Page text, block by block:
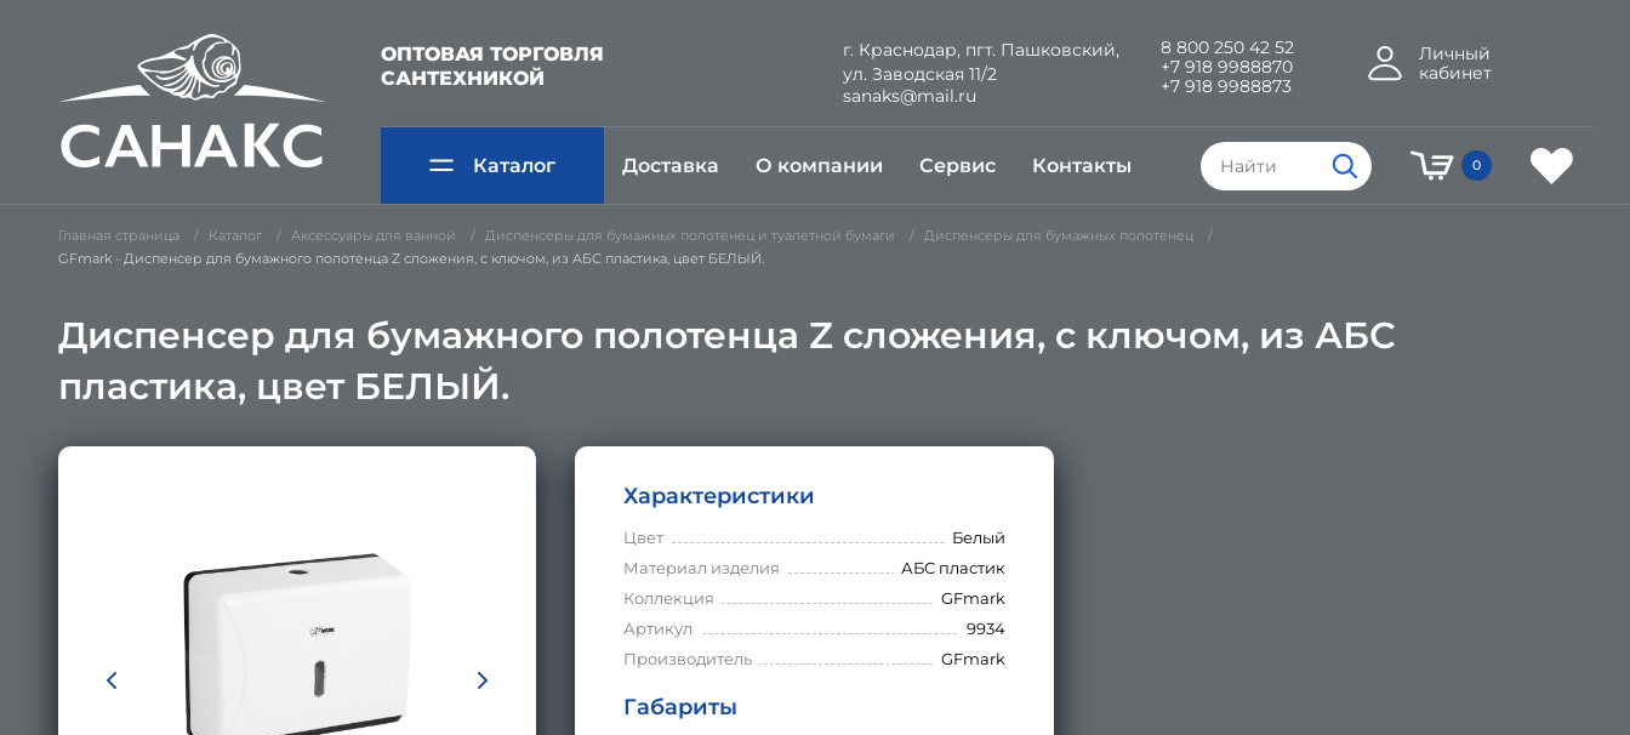
ОПТОВАЯ ТОРГОВЛЯ
САНТЕХНИКОЙ
г. Краснодар, пгт. Пашковский,
ул. Заводская 11/2
sanaks@mail.ru
8 800 250 42 52
+7 918 9988870
+7 918 9988873
Личный
кабинет
Каталог Доставка О компании Сервис Контакты 0
Главная страница Каталог Аксессуары для ванной Диспенсеры для бумажных полотенец и туалетной бумаги
Диспенсеры для бумажных полотенец
GFmark - Диспенсер для бумажного полотенца Z сложения, с ключом, из АБС пластика, цвет БЕЛЫЙ.
Диспенсер для бумажного полотенца Z сложения, с ключом, из АБС
пластика, цвет БЕЛЫЙ.
Характеристики
Цвет
Белый
Материал изделия
АБС пластик
Коллекция
GFmark
Артикул
9934
Производитель
GFmark
Габариты